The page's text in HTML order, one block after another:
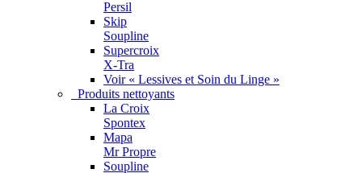
Persil
Skip
Soupline
Supercroix
X-Tra
Voir « Lessives et Soin du Linge »
Produits nettoyants
La Croix
Spontex
Mapa
Mr Propre
Soupline